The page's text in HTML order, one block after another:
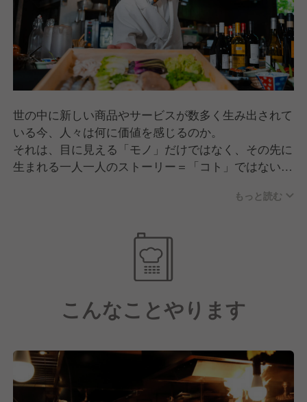
世の中に新しい商品やサービスが数多く生み出されて
いる今、人々は何に価値を感じるのか。
それは、目に見える「モノ」だけではなく、その先に
生まれる一人一人のストーリー＝「コト」ではない
私たちそらグループは「楽しい」と感じる体験を通し
「Fun style＆Place」を実現します。
もっと読む
こんなことやります